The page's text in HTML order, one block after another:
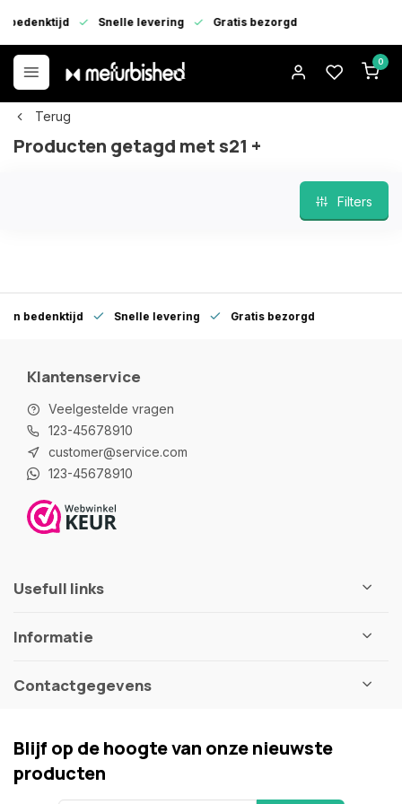
Snelle levering Gratis bezorgd
0
Terug
Producten getagd met s21 +
Filters
Snelle levering Gratis bezorgd
Klantenservice
Veelgestelde vragen
123-45678910
customer@service.com
123-45678910
Usefull links
Informatie
Contactgegevens
Blijf op de hoogte van onze nieuwste
producten